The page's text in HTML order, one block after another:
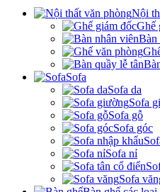
Nội
Ghế
Bàn
Sofa
Sofa da
Sofa
Sofa gỗ
Sofa góc
Sofa nỉ
Sofa